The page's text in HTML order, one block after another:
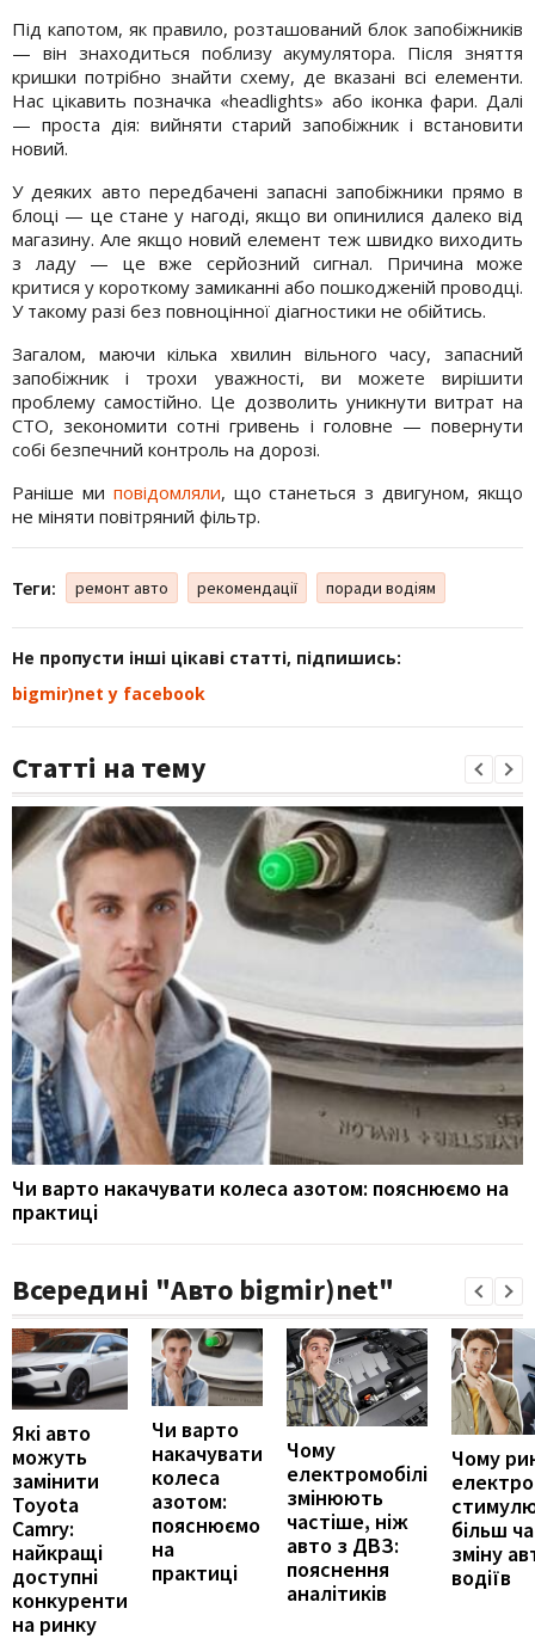
Під капотом, як правило, розташований блок запобіжників
— він знаходиться поблизу акумулятора. Після зняття
кришки потрібно знайти схему, де вказані всі елементи.
Нас цікавить позначка «headlights» або іконка фари. Далі
— проста дія: вийняти старий запобіжник і встановити
новий.
У деяких авто передбачені запасні запобіжники прямо в
блоці — це стане у нагоді, якщо ви опинилися далеко від
магазину. Але якщо новий елемент теж швидко виходить
з ладу — це вже серйозний сигнал. Причина може
критися у короткому замиканні або пошкодженій проводці.
У такому разі без повноцінної діагностики не обійтись.
Загалом, маючи кілька хвилин вільного часу, запасний
запобіжник і трохи уважності, ви можете вирішити
проблему самостійно. Це дозволить уникнути витрат на
СТО, зекономити сотні гривень і головне — повернути
собі безпечний контроль на дорозі.
Раніше ми повідомляли, що станеться з двигуном, якщо
не міняти повітряний фільтр.
Теги: ремонт авто рекомендації поради водіям
Не пропусти інші цікаві статті, підпишись:
bigmir)net у facebook
Статті на тему
Чи варто накачувати колеса азотом: пояснюємо на
практиці
Всередині "Авто bigmir)net"
Які авто
можуть
замінити
Toyota
Camry:
найкращі
доступні
конкуренти
на ринку
Чи варто
накачувати
колеса
азотом:
пояснюємо
на
практиці
Чому
електромобілі
змінюють
частіше, ніж
авто з ДВЗ:
пояснення
аналітиків
Чому
більш
зміну
водіїв